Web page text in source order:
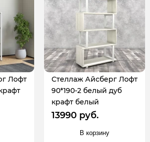
Лофт
Стеллаж Айсберг Лофт
90*190-2 белый дуб
крафт белый
13990 руб.
В корзину